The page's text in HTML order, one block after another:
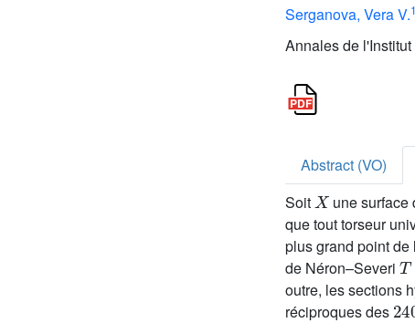
Serganova, Vera V.1
Annales de
Abstract (VO)
Soit
X
une surface
que tout torseur
plus grand point de
de Néron–Severi
T
outre, les sections
réciproques des